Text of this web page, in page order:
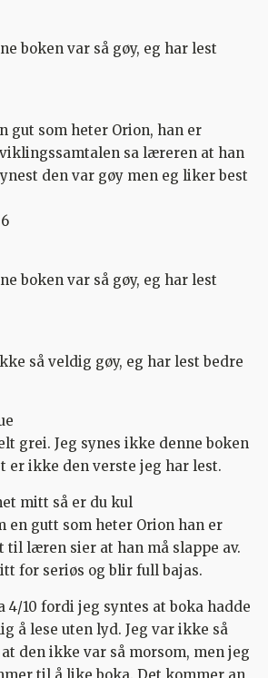
boken var så gøy, eg har lest
gut som heter Orion, han er
sa læreren at han
den var gøy men eg liker best
boken var så gøy, eg har lest
så veldig gøy, eg har lest bedre
grei. Jeg synes ikke denne boken
er ikke den verste jeg har lest.
mitt så er du kul
en gutt som heter Orion han er
læren sier at han må slappe av.
for seriøs og blir full bajas.
4/10 fordi jeg syntes at boka hadde
å lese uten lyd. Jeg var ikke så
den ikke var så morsom, men jeg